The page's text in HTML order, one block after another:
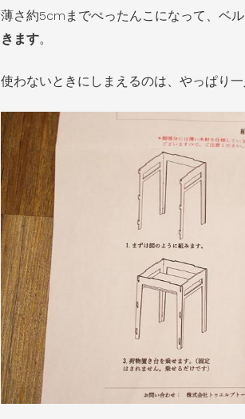
薄さ約5cmまでぺったんこになって、ベ
きます。
使わないときにしまえるのは、やっぱり